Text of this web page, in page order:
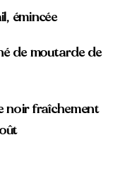
émincée
de moutarde de
noir fraîchement